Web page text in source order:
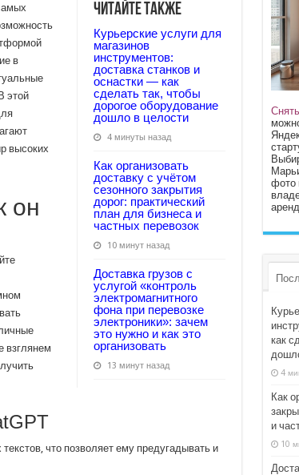
Читайте также
Курьерские услуги для
магазинов
инструментов:
доставка станков и
оснастки — как
сделать так, чтобы
дорогое оборудование
дошло в целости
4 минуты назад
Как организовать
доставку с учётом
сезонного закрытия
дорог: практический
план для бизнеса и
частных перевозок
10 минут назад
Доставка грузов с
услугой «контроль
электромагнитного
фона при перевозке
электроники»: зачем
это нужно и как это
организовать
13 минут назад
в
этой
высоких
он
взглянем
что позволяет ему предугадывать и
фото
как
4
Как
и
10